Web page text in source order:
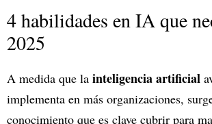
4 habilidades en IA que
2025
A medida que la inteligencia artificial
implementa en más organizaciones,
conocimiento que es clave cubrir para